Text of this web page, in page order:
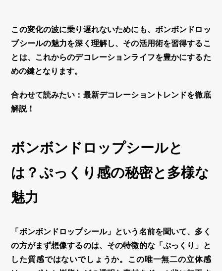
この変化の波に乗り遅れないためにも、ボンボンドロッ
プシールの魅力を深く理解し、その活用術を習得するこ
とは、これからのデコレーションライフを豊かにするた
めの鍵となります。
合わせて読みたい：最新デコレーショントレンドを徹底
解説！
ボンボンドロップシールと
は？ぷっくり感の秘密と多様な
魅力
「ボンボンドロップシール」という名前を聞いて、多く
の方がまず想像するのは、その特徴的な「ぷっくり」と
した質感ではないでしょうか。この唯一無二の立体感